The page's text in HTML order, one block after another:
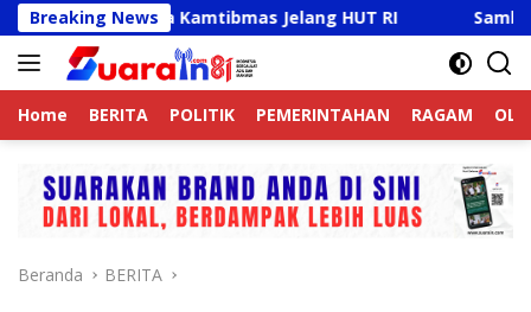
Langsung
ke
konten
Breaking News
Jaga Kamtibmas Jelang HUT RI Sambut HUT RI
Home BERITA POLITIK PEMERINTAHAN RAGAM
Beranda BERITA